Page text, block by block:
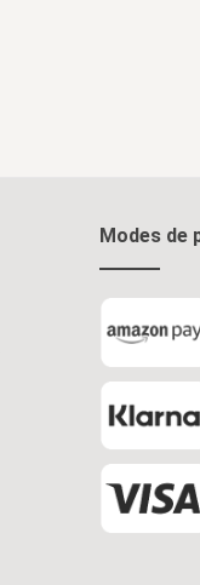
Modes de